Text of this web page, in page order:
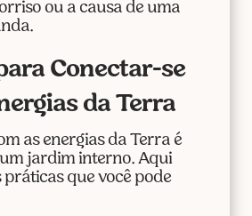
ou a causa de uma
Conectar-se
da Terra
as energias da Terra é
jardim interno. Aqui
práticas que você pode